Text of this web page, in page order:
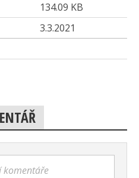
134.09 KB
3.3.2021
komentáře